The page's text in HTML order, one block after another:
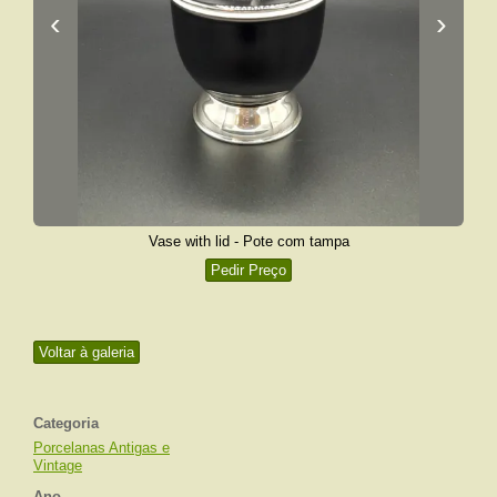
Voltar à galeria
Categoria
Porcelanas Antigas e
Vintage
‹ ›
Vase with lid - Pote com tampa
Pedir Preço